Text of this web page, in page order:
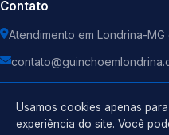
Contato
Atendimento em Londrina-
Usamos cookies apenas
experiência do site. Você